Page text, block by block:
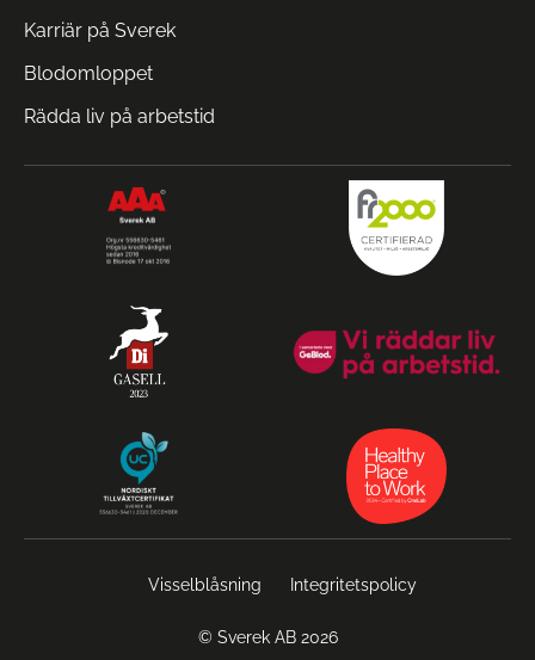
Karriär på Sverek
Blodomloppet
Rädda liv på arbetstid
© Sverek AB 2026
Visselblåsning Integritetspolicy